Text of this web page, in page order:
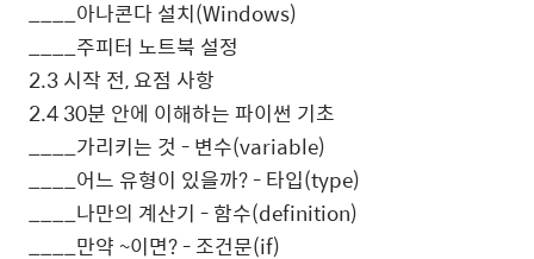
____아나콘다 설치(Windows)
____주피터 노트북 설정
2.3시작 전,요점 사항
2.4 30분 안에 이해하는 파이썬 기초
____가리키는 것 -변수(variable)
____어느 유형이 있을까? -타입(type)
____나만의 계산기 -함수(definition)
____만약 ~이면? -조건문(if)